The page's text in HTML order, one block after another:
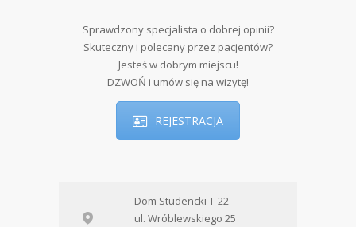
Sprawdzony specjalista o dobrej opinii?
Skuteczny i polecany przez pacjentów?
Jesteś w dobrym miejscu!
DZWOŃ i umów się na wizytę!
REJESTRACJA
Dom Studencki T-22
ul. Wróblewskiego 25